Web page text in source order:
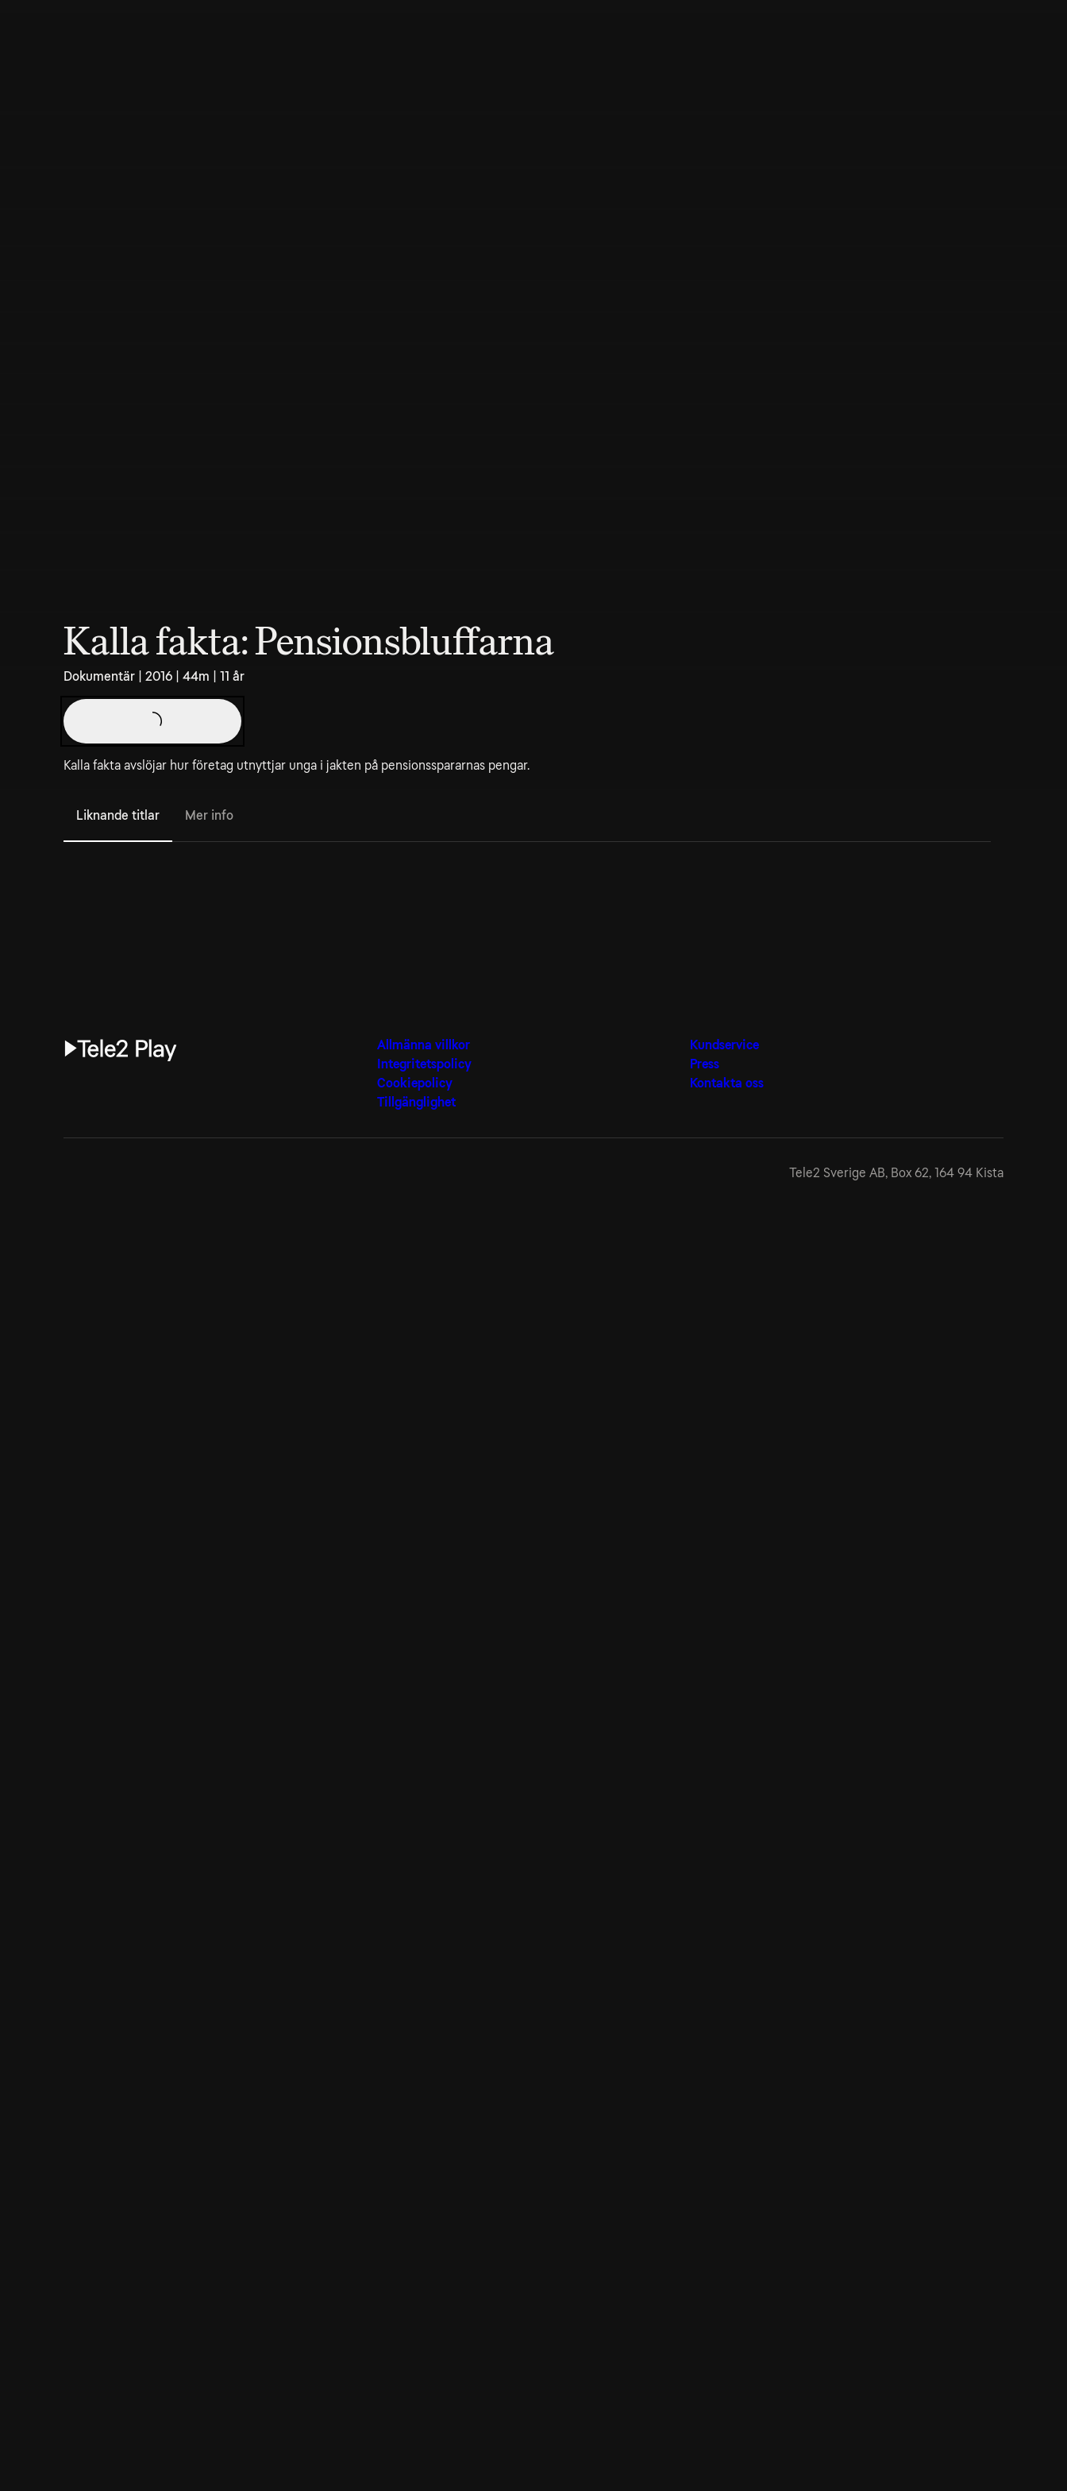
Kalla fakta: Pensionsbluffarna
Dokumentär | 2016 | 44m | 11 år
Kalla fakta avslöjar hur företag utnyttjar unga i jakten på pensionsspararnas pengar.
Liknande titlar Mer info
Allmänna villkor
Integritetspolicy
Cookiepolicy
Tillgänglighet
Kundservice
Press
Kontakta oss
Tele2 Sverige AB, Box 62, 164 94 Kista